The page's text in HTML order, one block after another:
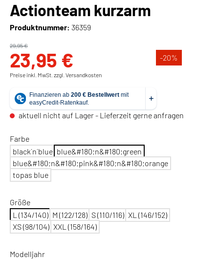
Actionteam kurzarm
Produktnummer: 36359
23,95 € -20%
29,95 €
Preise inkl. MwSt. zzgl. Versandkosten
aktuell nicht auf Lager - Lieferzeit gerne anfragen
Farbe
black´n´blue blue&#180;n&#180;green
blue&#180;n&#180;pink&#180;n&#180;orange
topas blue
Größe
L (134/140) M (122/128) S (110/116) XL (146/152)
XS (98/104) XXL (158/164)
Modelljahr